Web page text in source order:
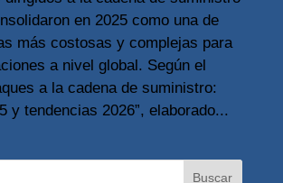
en 2025 como una de
más costosas y complejas para
a nivel global. Según el
a la cadena de suministro:
y tendencias 2026”, elaborado...
Buscar